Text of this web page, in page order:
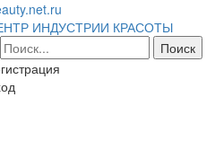
ИНДУСТРИИ КРАСОТЫ